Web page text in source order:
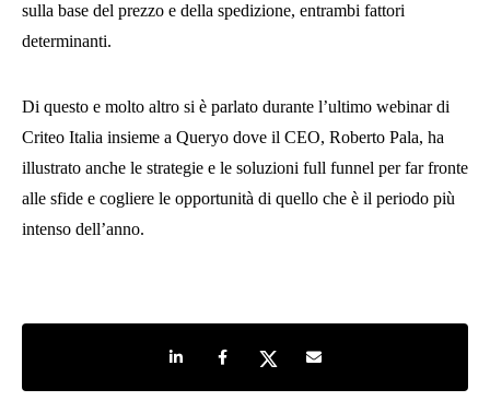
sulla base del prezzo e della spedizione, entrambi fattori
determinanti.
Di questo e molto altro si è parlato durante l’ultimo webinar di
Criteo Italia insieme a Queryo dove il CEO, Roberto Pala, ha
illustrato anche le strategie e le soluzioni full funnel per far fronte
alle sfide e cogliere le opportunità di quello che è il periodo più
intenso dell’anno.
Share on LinkedIn
Share on Facebook
Share on TwitterShare by e-mail